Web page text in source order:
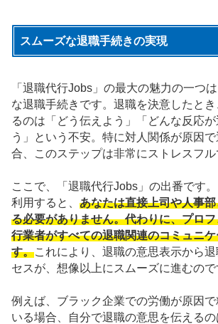
スムーズな退職手続きの実現
「退職代行Jobs」の最大の魅力の一つ
な退職手続きです。退職を決意したと
るのは「どう伝えよう」「どんな反応
う」という不安。特に対人関係が原因
合、このステップは非常にストレスフル
ここで、「退職代行Jobs」の出番です
利用すると、 あなたは直接上司や人事
る必要がありません。代わりに、プロ
行業者がすべての退職関連のコミュニ
す。これにより、退職の意思表示から
セスが、想像以上にスムーズに進むので
例えば、ブラック企業での労働が原因
いる場合、自分で退職の意思を伝える